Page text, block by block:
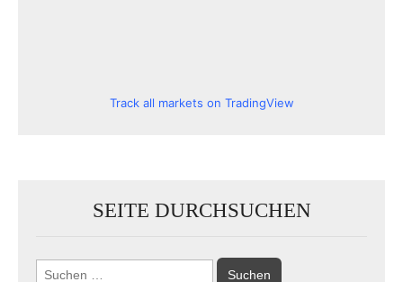
Track all markets on TradingView
SEITE DURCHSUCHEN
Suchen